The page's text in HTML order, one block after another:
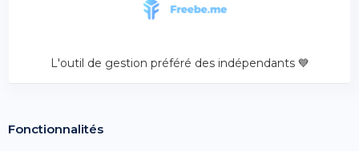
L'outil de gestion préféré des indépendants 💙
Fonctionnalités